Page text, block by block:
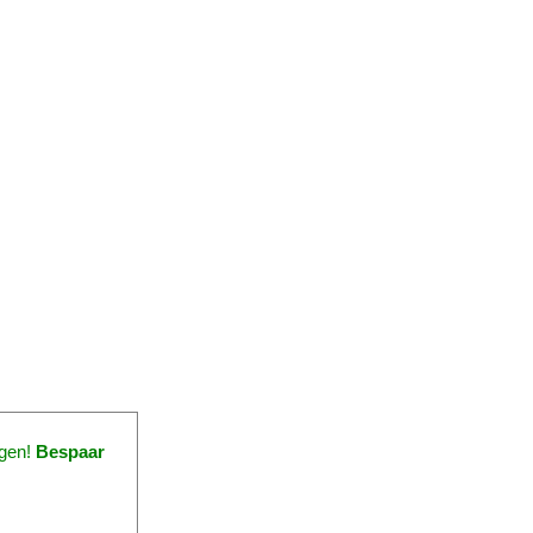
Bespaar